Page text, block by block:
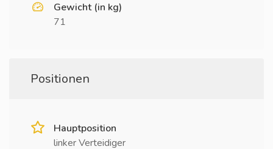
Gewicht (in kg)
71
Positionen
Hauptposition
linker Verteidiger